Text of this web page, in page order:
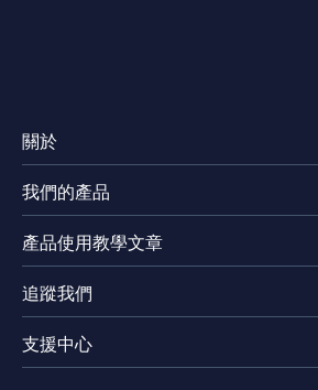
關於
認識 EaseUS
評測 & 獎項
法律聲明
我們的產品
EaseUS VoiceWave
EaseUS VideoKit
EaseUS Video Downloader
產品使用教學文章
影片剪輯技巧
影片轉檔技巧
追蹤我們
 
支援中心